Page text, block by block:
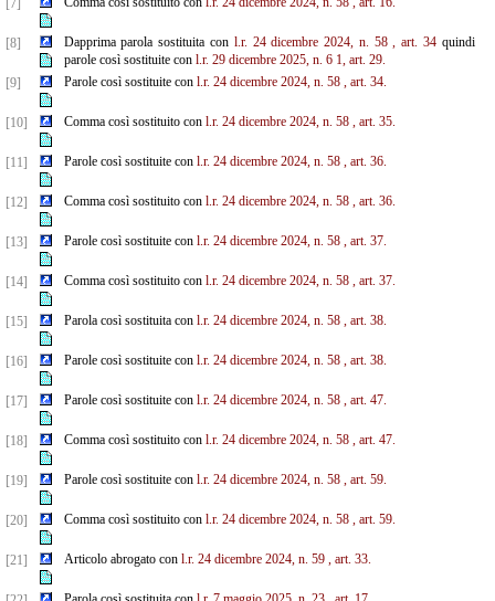
[7]
[8] Dapprima parola sostituita con l.r. 24 dicembre 2024, n. 58 , art. 34 quindi
parole così sostituite con l.r. 29 dicembre 2025, n. 6 1, art. 29.
[9]
Parole così sostituite con l.r. 24 dicembre 2024, n. 58 , art. 34.
[10] Comma così sostituito con l.r. 24 dicembre 2024, n. 58 , art. 35.
[11] Parole così sostituite con l.r. 24 dicembre 2024, n. 58 , art. 36.
[12] Comma così sostituito con l.r. 24 dicembre 2024, n. 58 , art. 36.
[13] Parole così sostituite con l.r. 24 dicembre 2024, n. 58 , art. 37.
[14] Comma così sostituito con l.r. 24 dicembre 2024, n. 58 , art. 37.
[15] Parola così sostituita con l.r. 24 dicembre 2024, n. 58 , art. 38.
[16] Parole così sostituite con l.r. 24 dicembre 2024, n. 58 , art. 38.
[17] Parole così sostituite con l.r. 24 dicembre 2024, n. 58 , art. 47.
[18] Comma così sostituito con l.r. 24 dicembre 2024, n. 58 , art. 47.
[19] Parole così sostituite con l.r. 24 dicembre 2024, n. 58 , art. 59.
[20] Comma così sostituito con l.r. 24 dicembre 2024, n. 58 , art. 59.
[21] Articolo abrogato con l.r. 24 dicembre 2024, n. 59 , art. 33.